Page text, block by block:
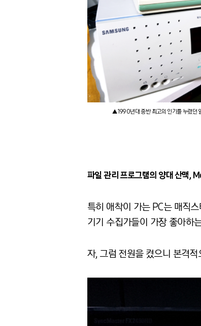
▲1990년대 중반 최고의 인기를 누렸던
파일 관리 프로그램의 양대 산맥,
특히 애착이 가는 PC는 매직
기기 수집가들이 가장 좋아하
자, 그럼 전원을 켰으니 본격